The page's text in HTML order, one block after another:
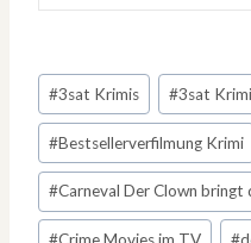
Schlagworte:
#3sat Krimis #3sat
#Bestsellerverfilmung Krimi
#Carneval Der Clown bringt